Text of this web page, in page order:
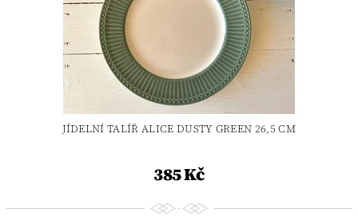
JÍDELNÍ TALÍŘ ALICE DUSTY GREEN 26,5 CM
385 Kč